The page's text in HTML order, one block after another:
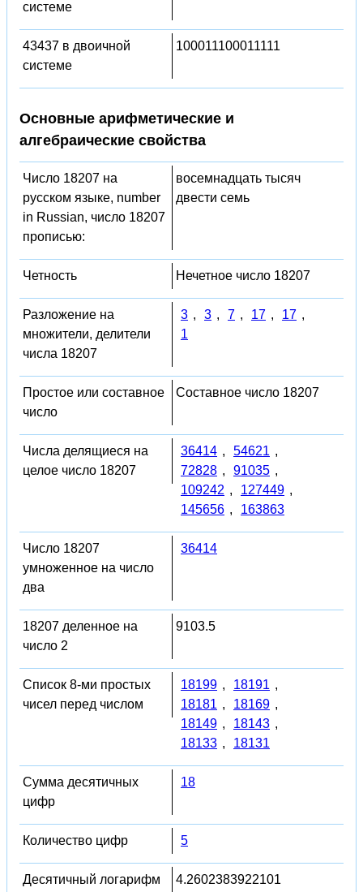
системе
43437 в двоичной
системе
100011100011111
Основные арифметические и
алгебраические свойства
Число 18207 на
русском языке, number
in Russian, число 18207
прописью:
восемнадцать тысяч
двести семь
Четность Нечетное число 18207
Разложение на
множители, делители
числа 18207
3 , 3 , 7 , 17 , 17 ,
1
Простое или составное
число
Составное число 18207
Числа делящиеся на
целое число 18207
36414 , 54621 ,
72828 , 91035 ,
109242 , 127449 ,
145656 , 163863
Число 18207
умноженное на число
два
36414
18207 деленное на
число 2
9103.5
Список 8-ми простых
чисел перед числом
18199 , 18191 ,
18181 , 18169 ,
18149 , 18143 ,
18133 , 18131
Сумма десятичных
цифр
18
Количество цифр 5
Десятичный логарифм
4.2602383922101